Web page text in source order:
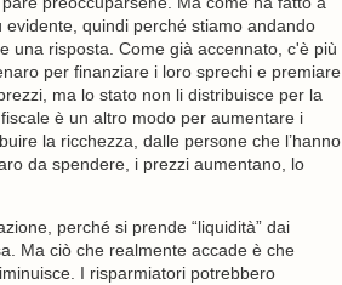
quindi perché stiamo andando
una risposta. Come già accennato, c'è più
per finanziare i loro sprechi e premiare
ma lo stato non li distribuisce per la
è un altro modo per aumentare i
la ricchezza, dalle persone che l’hanno
da spendere, i prezzi aumentano, lo
perché si prende “liquidità” dai
Ma ciò che realmente accade è che
I risparmiatori potrebbero